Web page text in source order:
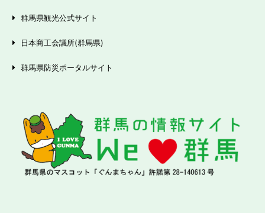
群馬県観光公式サイト
日本商工会議所(群馬県)
群馬県防災ポータルサイト